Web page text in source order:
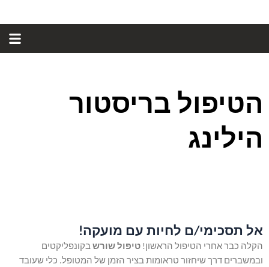
הטיפול בריסטור
הילינג
אל תסכימי/ם לחיות עם מועקה!
הקלה כבר אחרי הטיפול הראשון! טיפול שורש בקונפליקטים
ובמשברים דרך שיחזור טראומות בציר הזמן של המטופל. כלי שעובד